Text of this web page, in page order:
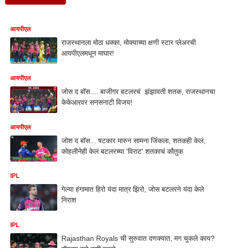
आयपीएल
राजस्थानला मोठा धक्का, मोक्याच्या क्षणी स्टार प्लेअरची
आयपीएलमधून माघार!
आयपीएल
जोस द बॉस.... बाजीगर बटलरचं झंझावती शतक, राजस्थानचा
केकेआरवर सनसनाटी विजय!
आयपीएल
जोश द बॉस... षटकार मारुन सामना जिंकला, शतकही केलं,
कोहलीनेही केलं बटलरच्या 'विराट' शतकाचं कौतुक
IPL
गेल्या हंगामात हिरो यंदा मात्र झिरो, जोस बटलरने यंदा केले
निराश
IPL
Rajasthan Royals ची सुरुवात दणक्यात, मग चुकले काय?